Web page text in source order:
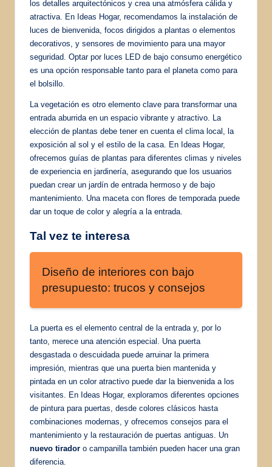
los detalles arquitectónicos y crea una atmósfera cálida y
atractiva. En Ideas Hogar, recomendamos la instalación de
luces de bienvenida, focos dirigidos a plantas o elementos
decorativos, y sensores de movimiento para una mayor
seguridad. Optar por luces LED de bajo consumo energético
es una opción responsable tanto para el planeta como para
el bolsillo.
La vegetación es otro elemento clave para transformar una
entrada aburrida en un espacio vibrante y atractivo. La
elección de plantas debe tener en cuenta el clima local, la
exposición al sol y el estilo de la casa. En Ideas Hogar,
ofrecemos guías de plantas para diferentes climas y niveles
de experiencia en jardinería, asegurando que los usuarios
puedan crear un jardín de entrada hermoso y de bajo
mantenimiento. Una maceta con flores de temporada puede
dar un toque de color y alegría a la entrada.
Tal vez te interesa
Diseño de interiores con bajo
presupuesto: trucos y consejos
La puerta es el elemento central de la entrada y, por lo
tanto, merece una atención especial. Una puerta
desgastada o descuidada puede arruinar la primera
impresión, mientras que una puerta bien mantenida y
pintada en un color atractivo puede dar la bienvenida a los
visitantes. En Ideas Hogar, exploramos diferentes opciones
de pintura para puertas, desde colores clásicos hasta
combinaciones modernas, y ofrecemos consejos para el
mantenimiento y la restauración de puertas antiguas. Un
nuevo tirador o campanilla también pueden hacer una gran
diferencia.